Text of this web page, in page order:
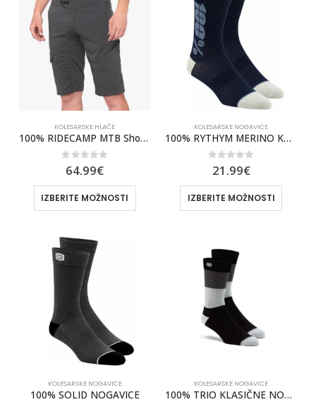
KOLESARSKE HLAČE
100% RIDECAMP MTB Shorts Charcoal
0out of 5
64.99€
IZBERITE MOŽNOSTI
KOLESARSKE NOGAVICE
100% RYTHYM MERINO KOLESARSKE NOGAVICE
0out of 5
21.99€
IZBERITE MOŽNOSTI
KOLESARSKE NOGAVICE
100% SOLID NOGAVICE
KOLESARSKE NOGAVICE
100% TRIO KLASIČNE NOGAVICE